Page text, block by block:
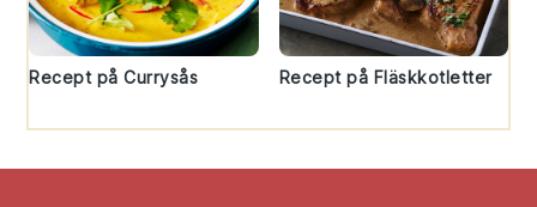
Recept på Currysås Recept på Fläskkotletter